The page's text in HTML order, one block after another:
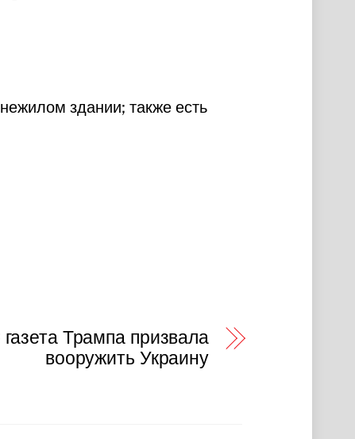
здании; также есть
Трампа призвала
вооружить Украину